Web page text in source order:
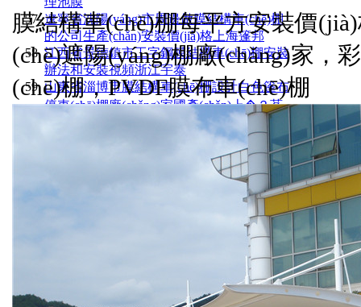
遼寧省沈陽(yáng)市周邊做膜結構車(chē)棚
的公司生產(chǎn)安裝價(jià)格上海篷邦
江西省景德鎮市工字鋼膜結構車(chē)棚安裝
辦法和安裝視頻浙江宇泰
山東省淄博市膜結構車(chē)棚設計白色篷布
停車(chē)棚廠(chǎng)家國產(chǎn)上�？茖
青海省海北州膜結構自行車(chē)棚案例效果
膜結構車(chē)棚每平方安裝價
(chē)遮陽(yáng)棚廠(chǎng)家
(chē)棚，PVDF膜布車(chē)棚